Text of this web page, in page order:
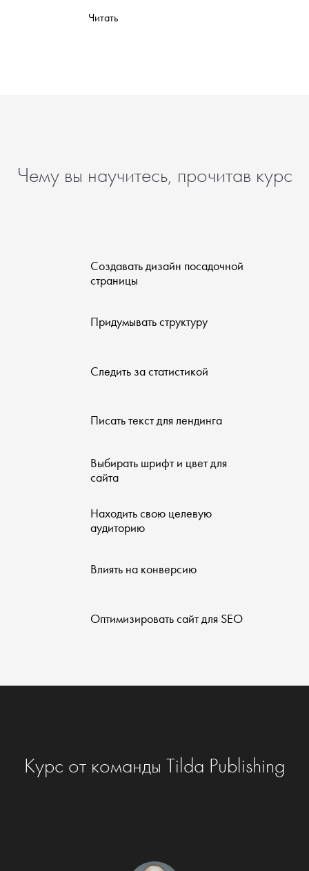
Читать
Чему вы научитесь, прочитав курс
Создавать дизайн посадочной
страницы
Придумывать структуру
Писать текст для лендинга
Находить свою целевую
аудиторию
Выбирать шрифт и цвет для
сайта
Следить за статистикой
Оптимизировать сайт для SEO
Влиять на конверсию
Курс от команды Tilda Publishing